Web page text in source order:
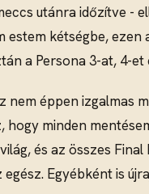
utánra időzítve -
estem kétségbe,
a Persona 3-at, 4-
nem éppen izgalmas
hogy minden
és az összes
egész. Egyébként is